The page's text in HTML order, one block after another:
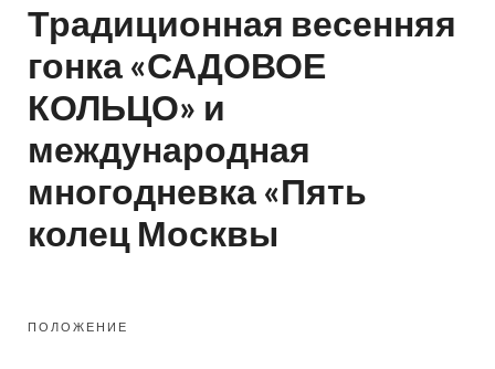
Традиционная весенняя
гонка «САДОВОЕ
КОЛЬЦО» и
международная
многодневка «Пять
колец Москвы
П О Л О Ж Е Н И Е